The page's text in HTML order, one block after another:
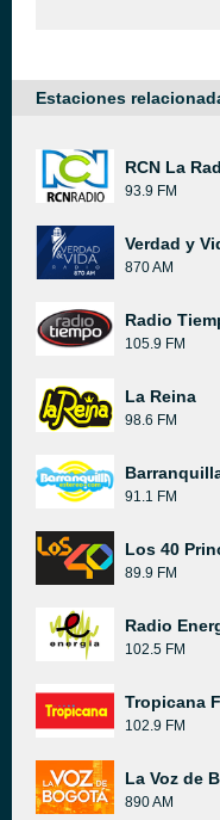
Estaciones
RCN La
93.9 FM
Verdad y
870 AM
Radio
105.9 FM
La Reina
98.6 FM
91.1 FM
Los 40
89.9 FM
Radio
102.5 FM
Tropicana
102.9 FM
La Voz de
890 AM